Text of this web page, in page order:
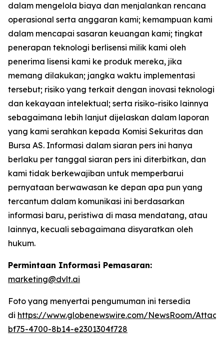
dalam mengelola biaya dan menjalankan rencana
operasional serta anggaran kami; kemampuan kami
dalam mencapai sasaran keuangan kami; tingkat
penerapan teknologi berlisensi milik kami oleh
penerima lisensi kami ke produk mereka, jika
memang dilakukan; jangka waktu implementasi
tersebut; risiko yang terkait dengan inovasi teknologi
dan kekayaan intelektual; serta risiko-risiko lainnya
sebagaimana lebih lanjut dijelaskan dalam laporan
yang kami serahkan kepada Komisi Sekuritas dan
Bursa AS. Informasi dalam siaran pers ini hanya
berlaku per tanggal siaran pers ini diterbitkan, dan
kami tidak berkewajiban untuk memperbarui
pernyataan berwawasan ke depan apa pun yang
tercantum dalam komunikasi ini berdasarkan
informasi baru, peristiwa di masa mendatang, atau
lainnya, kecuali sebagaimana disyaratkan oleh
hukum.
Permintaan Informasi Pemasaran:
marketing@dvlt.ai
Foto yang menyertai pengumuman ini tersedia
di https://www.globenewswire.com/NewsRoom/
bf75-4700-8b14-e2301304f728